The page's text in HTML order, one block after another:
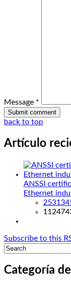
Message *
back to top
Artículo
ANSSI
Ethernet
Subscribe to this
Categoría